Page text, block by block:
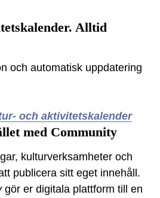
Alltid
och automatisk uppdatering
och aktivitetskalender
med Community
kulturverksamheter och
publicera sitt eget innehåll.
gör er digitala plattform till en